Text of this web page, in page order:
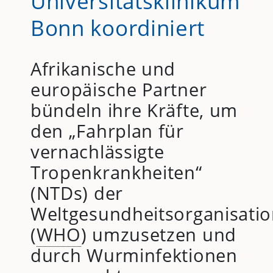
Bonn koordiniert
Afrikanische und
europäische Partner
bündeln ihre Kräfte, um
den „Fahrplan für
vernachlässigte
Tropenkrankheiten“
(NTDs) der
(WHO) umzusetzen und
durch Wurminfektionen